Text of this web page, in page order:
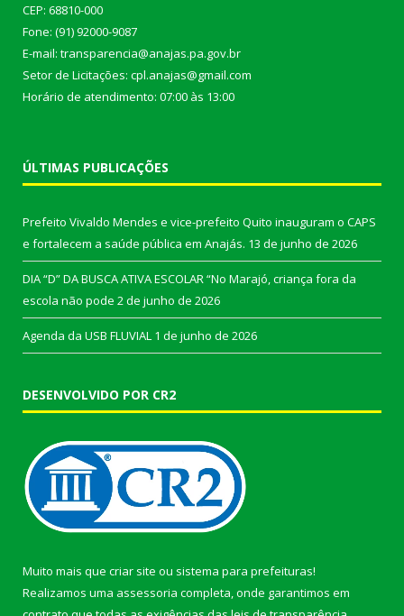
CEP: 68810-000
Fone: (91) 92000-9087
E-mail: transparencia@anajas.pa.gov.br
Setor de Licitações: cpl.anajas@gmail.com
Horário de atendimento: 07:00 às 13:00
ÚLTIMAS PUBLICAÇÕES
Prefeito Vivaldo Mendes e vice-prefeito Quito inauguram o CAPS
e fortalecem a saúde pública em Anajás. 13 de junho de 2026
DIA “D” DA BUSCA ATIVA ESCOLAR “No Marajó, criança fora da
escola não pode 2 de junho de 2026
Agenda da USB FLUVIAL 1 de junho de 2026
DESENVOLVIDO POR CR2
Muito mais que criar site ou sistema para prefeituras!
Realizamos uma assessoria completa, onde garantimos em